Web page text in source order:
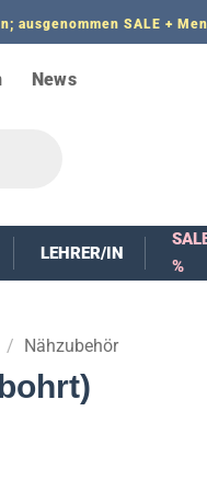
ausgenommen SALE +
News
LEHRER/IN
%
/ Nähzubehör